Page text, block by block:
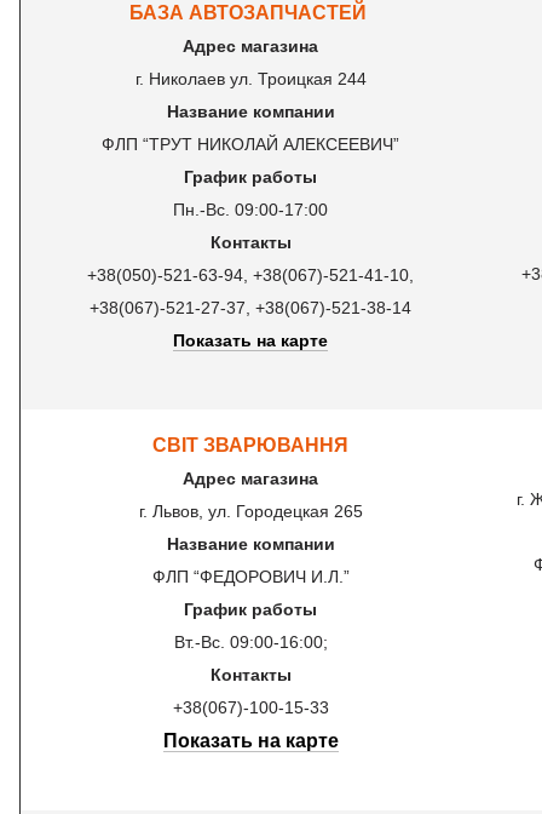
БАЗА АВТОЗАПЧАСТЕЙ
Адрес магазина
г. Николаев ул. Троицкая 244
Название компании
ФЛП “ТРУТ НИКОЛАЙ АЛЕКСЕЕВИЧ”
График работы
Пн.-Вс. 09:00-17:00
Контакты
+38(050)-521-63-94, +38(067)-521-41-10,
+38(067)-521-27-37, +38(067)-521-38-14
Показать на карте
СВІТ ЗВАРЮВАННЯ
Адрес магазина
г. Львов, ул. Городецкая 265
Название компании
ФЛП “ФЕДОРОВИЧ И.Л.”
График работы
Вт.-Вс. 09:00-16:00;
Контакты
+38(067)-100-15-33
Показать на карте
г.